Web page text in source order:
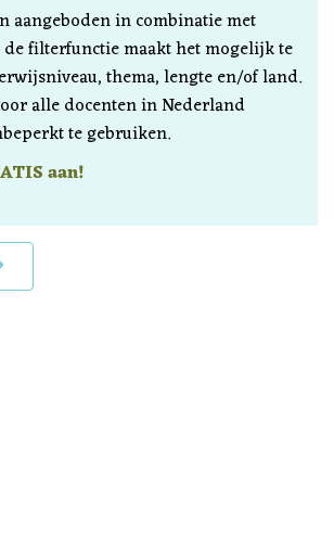
aangeboden in combinatie met
filterfunctie maakt het mogelijk te
thema, lengte en/of land.
alle docenten in Nederland
te gebruiken.
aan!